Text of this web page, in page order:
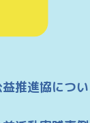
推進協につ